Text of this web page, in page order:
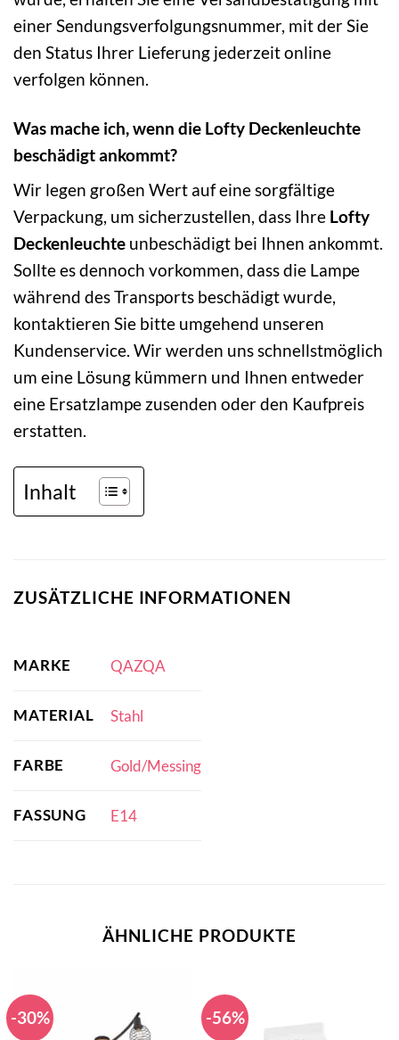
einer Sendungsverfolgungsnummer, mit der Sie
den Status Ihrer Lieferung jederzeit online
verfolgen können.
Was mache ich, wenn die Lofty Deckenleuchte
beschädigt ankommt?
Wir legen großen Wert auf eine sorgfältige
Verpackung, um sicherzustellen, dass Ihre Lofty
Deckenleuchte unbeschädigt bei Ihnen ankommt.
Sollte es dennoch vorkommen, dass die Lampe
während des Transports beschädigt wurde,
kontaktieren Sie bitte umgehend unseren
Kundenservice. Wir werden uns schnellstmöglich
um eine Lösung kümmern und Ihnen entweder
eine Ersatzlampe zusenden oder den Kaufpreis
erstatten.
Inhalt
ZUSÄTZLICHE INFORMATIONEN
MARKE QAZQA
MATERIAL Stahl
FARBE Gold/Messing
FASSUNG E14
ÄHNLICHE PRODUKTE
-30% -56%